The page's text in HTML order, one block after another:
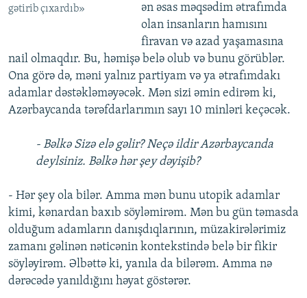
gətirib çıxardıb»
ən əsas məqsədim ətrafımda
olan insanların hamısını
firavan və azad yaşamasına
nail olmaqdır. Bu, həmişə belə olub və bunu görüblər.
Ona görə də, məni yalnız partiyam və ya ətrafımdakı
adamlar dəstəkləməyəcək. Mən sizi əmin edirəm ki,
Azərbaycanda tərəfdarlarımın sayı 10 minləri keçəcək.
- Bəlkə Sizə elə gəlir? Neçə ildir Azərbaycanda
deylsiniz. Bəlkə hər şey dəyişib?
- Hər şey ola bilər. Amma mən bunu utopik adamlar
kimi, kənardan baxıb söyləmirəm. Mən bu gün təmasda
olduğum adamların danışdıqlarının, müzakirələrimiz
zamanı gəlinən nəticənin kontekstində belə bir fikir
söyləyirəm. Əlbəttə ki, yanıla da bilərəm. Amma nə
dərəcədə yanıldığını həyat göstərər.